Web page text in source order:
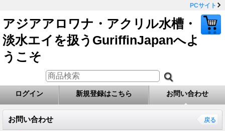
PCサイト
アジアアロワナ・アクリル水槽・
淡水エイを扱うGuriffinJapanへよ
うこそ
ログイン 新規登録はこちら お問い合わせ
お問い合わせ 戻る